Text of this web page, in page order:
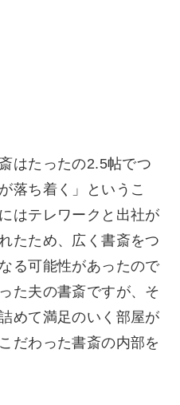
はたったの2.5帖でつ
落ち着く」というこ
はテレワークと出社が
たため、広く書斎をつ
る可能性があったので
た夫の書斎ですが、そ
めて満足のいく部屋が
だわった書斎の内部を